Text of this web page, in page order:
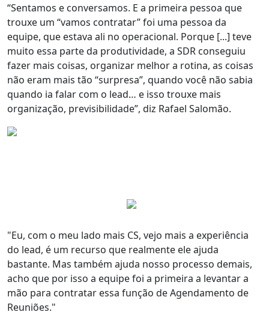
“Sentamos e conversamos. E a primeira pessoa que
trouxe um “vamos contratar” foi uma pessoa da
equipe, que estava ali no operacional. Porque [...] teve
muito essa parte da produtividade, a SDR conseguiu
fazer mais coisas, organizar melhor a rotina, as coisas
não eram mais tão “surpresa”, quando você não sabia
quando ia falar com o lead… e isso trouxe mais
organização, previsibilidade”, diz Rafael Salomão.
"Eu, com o meu lado mais CS, vejo mais a experiência
do lead, é um recurso que realmente ele ajuda
bastante. Mas também ajuda nosso processo demais,
acho que por isso a equipe foi a primeira a levantar a
mão para contratar essa função de Agendamento de
Reuniões."